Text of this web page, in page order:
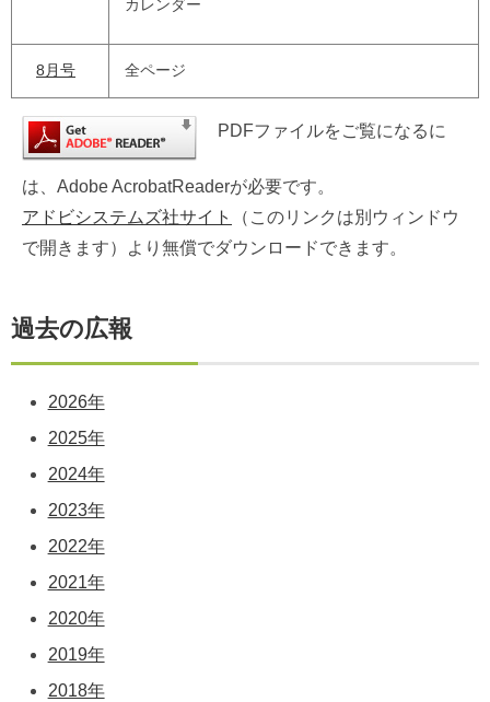
カレンダー
8月号 全ページ
PDFファイルをご覧になるに
は、Adobe AcrobatReaderが必要です。
アドビシステムズ社サイト
（このリンクは別ウィンドウ
で開きます）より無償でダウンロードできます。
過去の広報
2026年
2025年
2024年
2023年
2022年
2021年
2020年
2019年
2018年